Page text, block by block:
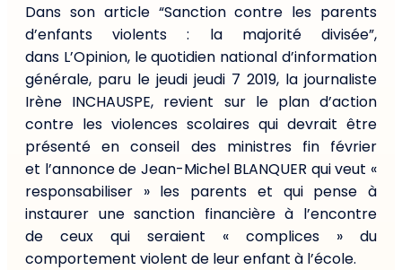
Dans son article “Sanction contre les parents
d’enfants violents : la majorité divisée”,
dans L’Opinion, le quotidien national d’information
générale, paru le jeudi jeudi 7 2019, la journaliste
Irène INCHAUSPE, revient sur le plan d’action
contre les violences scolaires qui devrait être
présenté en conseil des ministres fin février
et l’annonce de Jean-Michel BLANQUER qui veut «
responsabiliser » les parents et qui pense à
instaurer une sanction financière à l’encontre
de ceux qui seraient « complices » du
comportement violent de leur enfant à l’école.